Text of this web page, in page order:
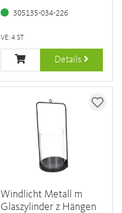
305135-034-226
VE: 4 ST
Details
Windlicht Metall m
Glaszylinder z Hängen